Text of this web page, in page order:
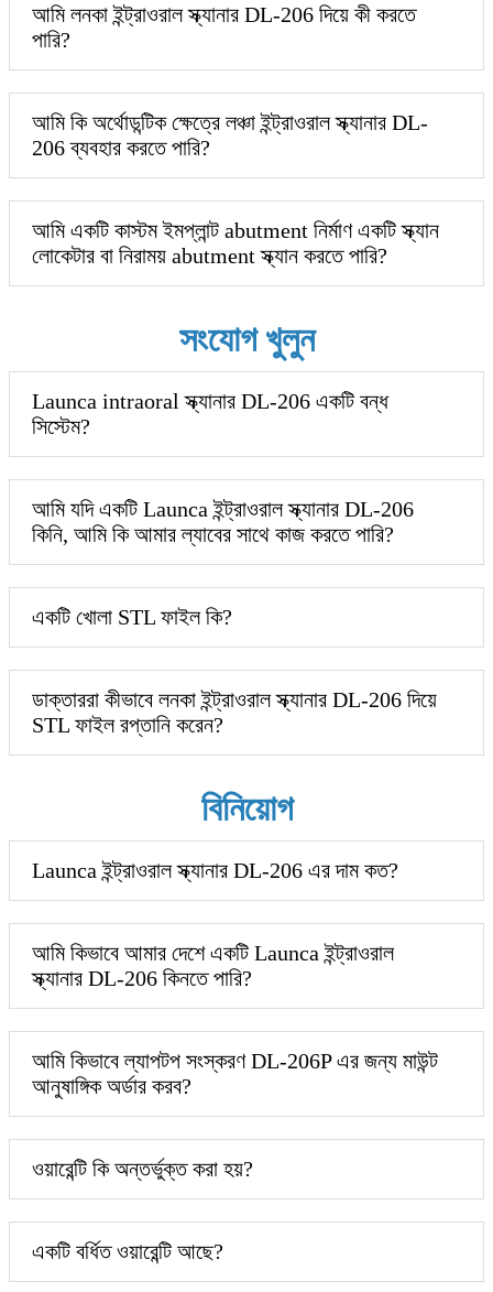
আমি লনকা ইন্ট্রাওরাল স্ক্যানার DL-206 দিয়ে কী করতে
পারি?
আমি কি অর্থোডন্টিক ক্ষেত্রে লঞ্চা ইন্ট্রাওরাল স্ক্যানার DL-
206 ব্যবহার করতে পারি?
আমি একটি কাস্টম ইমপ্লান্ট abutment নির্মাণ একটি স্ক্যান
লোকেটার বা নিরাময় abutment স্ক্যান করতে পারি?
সংযোগ খুলুন
Launca intraoral স্ক্যানার DL-206 একটি বন্ধ
সিস্টেম?
আমি যদি একটি Launca ইন্ট্রাওরাল স্ক্যানার DL-206
কিনি, আমি কি আমার ল্যাবের সাথে কাজ করতে পারি?
একটি খোলা STL ফাইল কি?
ডাক্তাররা কীভাবে লনকা ইন্ট্রাওরাল স্ক্যানার DL-206 দিয়ে
STL ফাইল রপ্তানি করেন?
বিনিয়োগ
Launca ইন্ট্রাওরাল স্ক্যানার DL-206 এর দাম কত?
আমি কিভাবে আমার দেশে একটি Launca ইন্ট্রাওরাল
স্ক্যানার DL-206 কিনতে পারি?
আমি কিভাবে ল্যাপটপ সংস্করণ DL-206P এর জন্য মাউন্ট
আনুষাঙ্গিক অর্ডার করব?
ওয়ারেন্টি কি অন্তর্ভুক্ত করা হয়?
একটি বর্ধিত ওয়ারেন্টি আছে?